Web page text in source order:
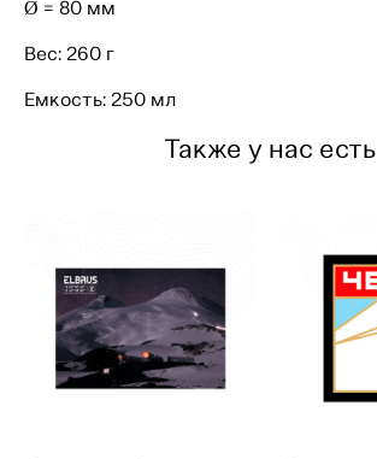
Ø = 80 мм
Вес: 260 г
Емкость: 250 мл
Также у нас есть